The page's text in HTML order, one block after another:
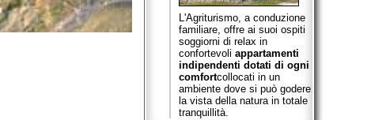
L'Agriturismo, a conduzione
familiare, offre ai suoi ospiti
soggiorni di relax in
confortevoli appartamenti
indipendenti dotati di ogni
comfortcollocati in un
ambiente dove si può godere
la vista della natura in totale
tranquillità.